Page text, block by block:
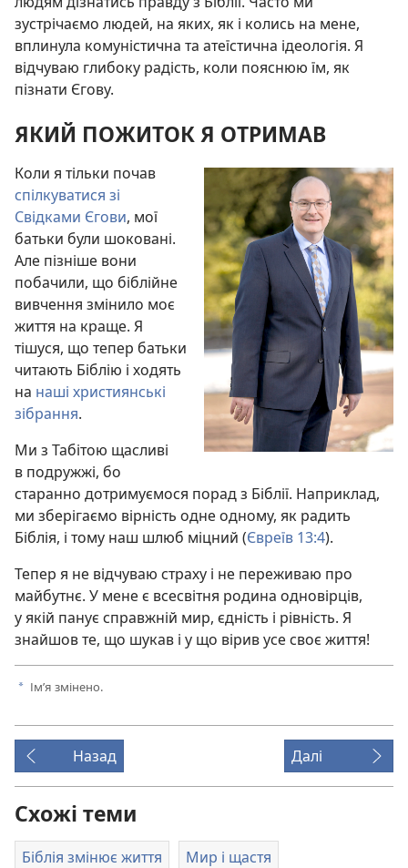
зустрічаємо людей, на яких, як і колись на мене,
вплинула комуністична та атеїстична ідеологія. Я
відчуваю глибоку радість, коли пояснюю їм, як
пізнати Єгову.
ЯКИЙ ПОЖИТОК Я ОТРИМАВ
Коли я тільки почав
спілкуватися зі
Свідками Єгови, мої
батьки були шоковані.
Але пізніше вони
побачили, що біблійне
вивчення змінило моє
життя на краще. Я
тішуся, що тепер батьки
читають Біблію і ходять
на наші християнські
зібрання.
Ми з Табітою щасливі
в подружжі, бо
старанно дотримуємося порад з Біблії. Наприклад,
ми зберігаємо вірність одне одному, як радить
Біблія, і тому наш шлюб міцний (Євреїв 13:4).
Тепер я не відчуваю страху і не переживаю про
майбутнє. У мене є всесвітня родина одновірців,
у якій панує справжній мир, єдність і рівність. Я
знайшов те, що шукав і у що вірив усе своє життя!
a Ім’я змінено.
Назад Далі
Схожі теми
Біблія змінює життя Мир і щастя